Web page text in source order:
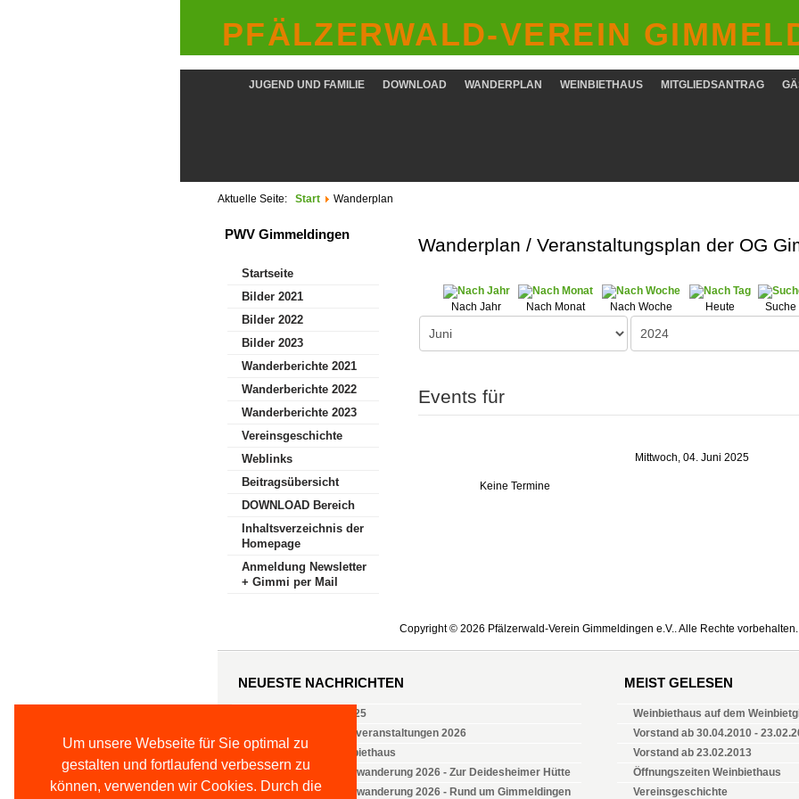
Um unsere Webseite für Sie optimal zu
gestalten und fortlaufend verbessern zu
können, verwenden wir Cookies. Durch die
PFÄLZERWALD-VEREIN
MITGLIEDSANTRAG
WEINBIETHAUS
WANDERPLAN
DOWNLOAD
JUGEND UND FAMILIE
Aktuelle Seite: Start Wanderplan
Wanderplan / Veranstaltungsplan der OG
Nach Jahr Nach Monat Nach Woche Heute Suche
Events für
Mittwoch, 04. Juni 2025
Keine Termine
PWV Gimmeldingen
Startseite
Bilder 2021
Bilder 2022
Bilder 2023
Wanderberichte 2021
Wanderberichte 2022
Wanderberichte 2023
Vereinsgeschichte
Weblinks
Beitragsübersicht
DOWNLOAD Bereich
Inhaltsverzeichnis der
Homepage
Anmeldung Newsletter
+ Gimmi per Mail
Copyright © 2026 Pfälzerwald-Verein Gimmeldingen e.V.. Alle Rechte vorbehalten.
NEUESTE NACHRICHTEN
Vorstand ab 14.06.2025
Jugend- und Familienveranstaltungen 2026
Öffnungszeiten Weinbiethaus
Nachlese: 2. Familienwanderung 2026 - Zur Deidesheimer Hütte
Nachlese: 1. Familienwanderung 2026 - Rund um Gimmeldingen
MEIST GELESEN
Weinbiethaus auf dem
Vorstand ab 30.04.2010 -
Vorstand ab 23.02.2013
Öffnungszeiten Weinbiethaus
Vereinsgeschichte